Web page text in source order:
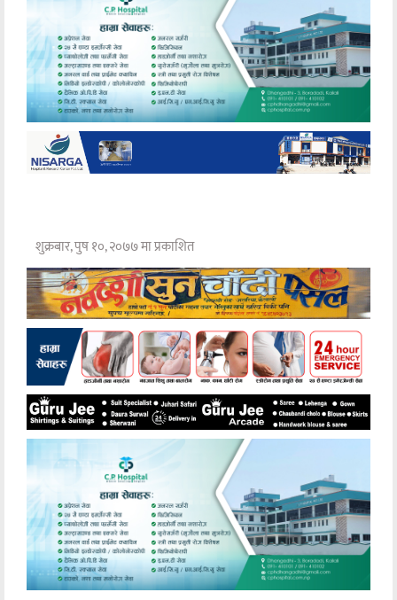
शुक्रबार, पुष १०, २०७७ मा प्रकाशित